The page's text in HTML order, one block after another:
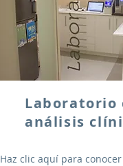
Laboratorio
análisis
Haz clic aquí para